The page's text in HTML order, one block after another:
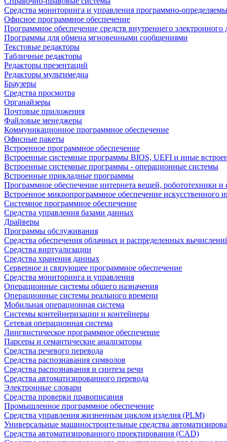
Средства мониторинга и управления программно-
Офисное программное обеспечение
Программное обеспечение средств внутреннего электронного
Программы для обмена мгновенными сообщениями
Текстовые редакторы
Табличные редакторы
Редакторы презентаций
Редакторы мультимедиа
Браузеры
Средства просмотра
Органайзеры
Почтовые приложения
Файловые менеджеры
Коммуникационное программное обеспечение
Офисные пакеты
Встроенное программное обеспечение
Встроенные системные программы BIOS, UEFI и иные
Встроенные системные программы - операционные системы
Встроенные прикладные программы
Программное обеспечение интернета вещей, робототехники и
Встроенное микропрограммное обеспечение искусственного
Системное программное обеспечение
Средства управления базами данных
Драйверы
Программы обслуживания
Средства обеспечения облачных и распределенных
Средства виртуализации
Средства хранения данных
Серверное и связующее программное обеспечение
Средства мониторинга и управления
Операционные системы общего назначения
Операционные системы реального времени
Мобильная операционная система
Системы контейнеризации и контейнеры
Сетевая операционная система
Лингвистическое программное обеспечение
Парсеры и семантические анализаторы
Средства речевого перевода
Средства распознавания символов
Средства распознавания и синтеза речи
Средства автоматизированного перевода
Электронные словари
Средства проверки правописания
Промышленное программное обеспечение
Средства управления жизненным циклом изделия (PLM)
Универсальные машиностроительные средства
Средства автоматизированного проектирования (CAD)